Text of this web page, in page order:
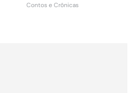
Contos e Crônicas